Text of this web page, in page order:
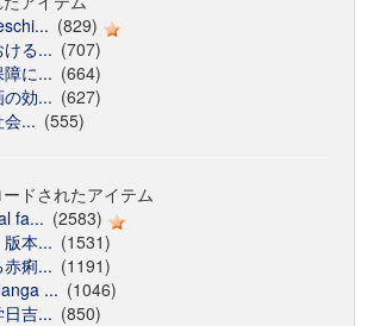
(829)
る... (707)
に... (664)
効... (627)
... (555)
ドされたアイテム
fa... (2583)
版本... (1531)
赤痢... (1191)
... (1046)
吉... (850)